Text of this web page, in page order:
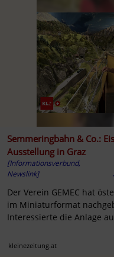
Semmeringbahn & Co.:
Ausstellung in Graz
[Informationsverbund,
Newslink]
Der Verein GEMEC hat
im Miniaturformat
Interessierte die Anlage
kleinezeitung.at